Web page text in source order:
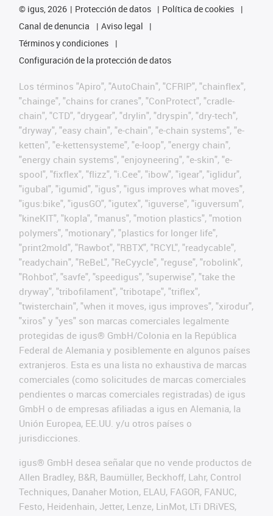
© igus, 2026 Protección de datos
Política de cookies
Canal de denuncia
Aviso legal
Términos y condiciones
Configuración de la protección de datos
Los términos "Apiro", "AutoChain", "CFRIP", "chainflex",
"chainge", "chains for cranes", "ConProtect", "cradle-
chain", "CTD", "drygear", "drylin", "dryspin", "dry-tech",
"dryway", "easy chain", "e-chain", "e-chain systems", "e-
ketten", "e-kettensysteme", "e-loop", "energy chain",
"energy chain systems", "enjoyneering", "e-skin", "e-
spool", "fixflex", "flizz", "i.Cee", "ibow", "igear", "iglidur",
"igubal", "igumid", "igus", "igus improves what moves",
"igus:bike", "igusGO", "igutex", "iguverse", "iguversum",
"kineKIT", "kopla", "manus", "motion plastics", "motion
polymers", "motionary", "plastics for longer life",
"print2mold", "Rawbot", "RBTX", "RCYL", "readycable",
"readychain", "ReBeL", "ReCyycle", "reguse", "robolink",
"Rohbot", "savfe", "speedigus", "superwise", "take the
dryway", "tribofilament", "tribotape", "triflex",
"twisterchain", "when it moves, igus improves", "xirodur",
"xiros" y "yes" son marcas comerciales legalmente
protegidas de igus® GmbH/Colonia en la República
Federal de Alemania y posiblemente en algunos países
extranjeros. Esta es una lista no exhaustiva de marcas
comerciales (como solicitudes de marcas comerciales
pendientes o marcas comerciales registradas) de igus
GmbH o de empresas afiliadas a igus en Alemania, la
Unión Europea, EE.UU. y/u otros países o
jurisdicciones.
igus® GmbH desea señalar que no vende productos de
Allen Bradley, B&R, Baumüller, Beckhoff, Lahr, Control
Techniques, Danaher Motion, ELAU, FAGOR, FANUC,
Festo, Heidenhain, Jetter, Lenze, LinMot, LTi DRiVES,